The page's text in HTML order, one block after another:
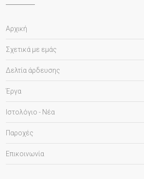
Αρχική
Σχετικά με εμάς
Δελτία άρδευσης
Έργα
Ιστολόγιο - Νέα
Παροχές
Επικοινωνία